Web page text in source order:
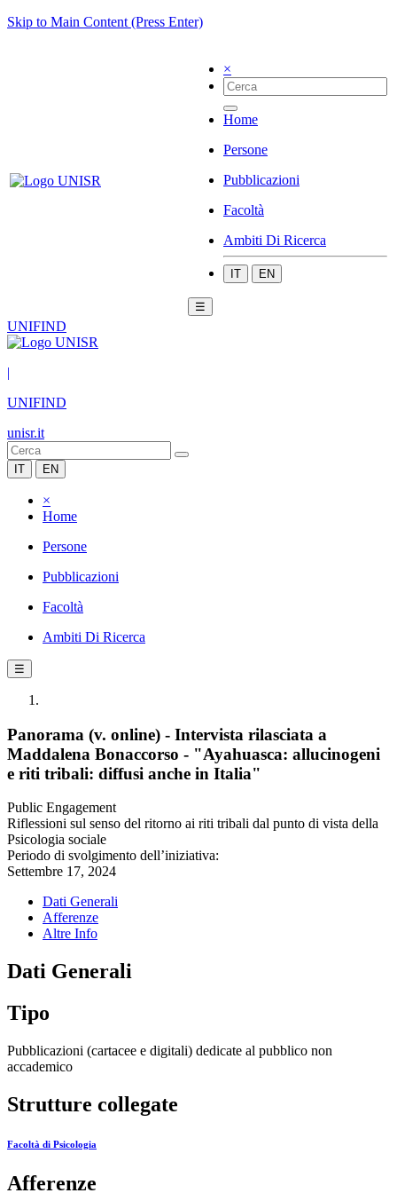
Skip to Main Content (Press Enter)
×
Home
Persone
Pubblicazioni
Facoltà
Ambiti Di Ricerca
IT EN
☰
UNIFIND
|
UNIFIND
unisr.it
IT EN
×
Home
Persone
Pubblicazioni
Facoltà
Ambiti Di Ricerca
☰
Panorama (v. online) - Intervista rilasciata a
Maddalena Bonaccorso - "Ayahuasca: allucinogeni
e riti tribali: diffusi anche in Italia"
Public Engagement
Riflessioni sul senso del ritorno ai riti tribali dal punto di vista della
Psicologia sociale
Periodo di svolgimento dell’iniziativa:
Settembre 17, 2024
Dati Generali
Afferenze
Altre Info
Dati Generali
Tipo
Pubblicazioni (cartacee e digitali) dedicate al pubblico non
accademico
Strutture collegate
Facoltà di Psicologia
Afferenze